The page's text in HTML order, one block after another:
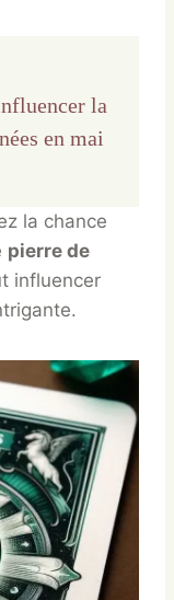
la
en mai
la chance
pierre de
influencer